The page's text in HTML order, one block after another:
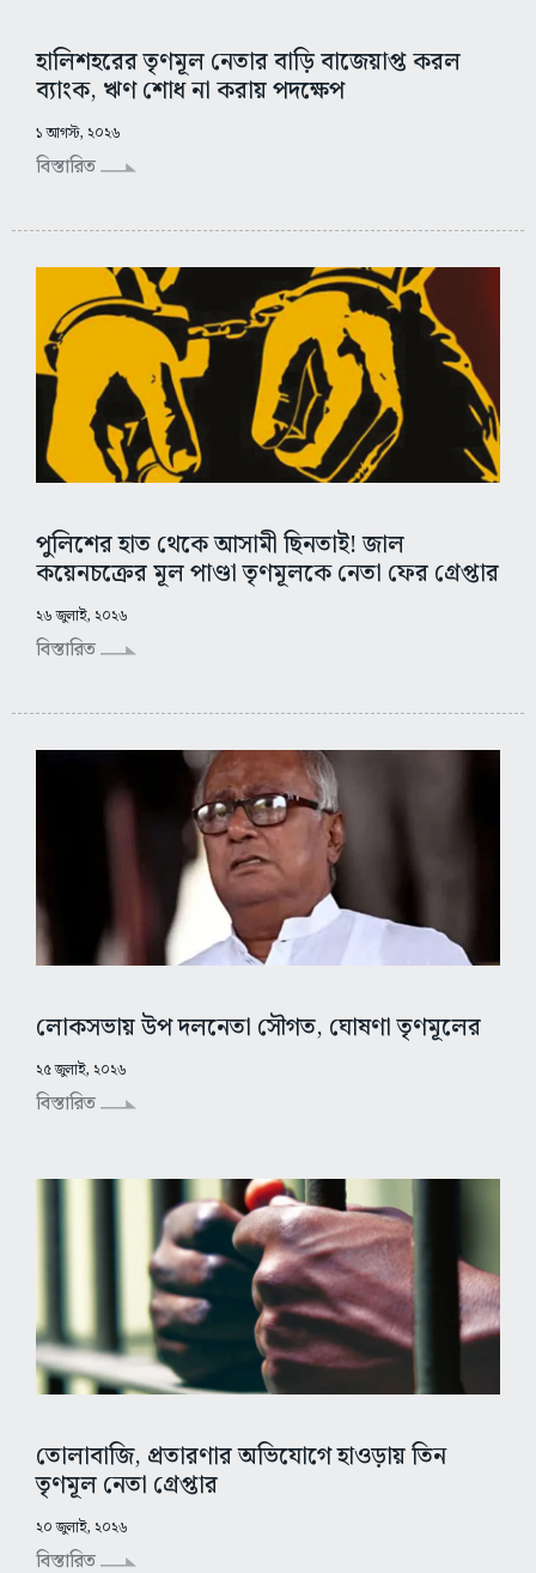
হালিশহরের তৃণমূল নেতার বাড়ি বাজেয়াপ্ত করল
ব্যাংক, ঋণ শোধ না করায় পদক্ষেপ
১ আগস্ট, ২০২৬
বিস্তারিত
পুলিশের হাত থেকে আসামী ছিনতাই! জাল
কয়েনচক্রের মূল পাণ্ডা তৃণমূলকে নেতা ফের গ্রেপ্তার
২৬ জুলাই, ২০২৬
বিস্তারিত
লোকসভায় উপ দলনেতা সৌগত, ঘোষণা তৃণমূলের
২৫ জুলাই, ২০২৬
বিস্তারিত
তোলাবাজি, প্রতারণার অভিযোগে হাওড়ায় তিন
তৃণমূল নেতা গ্রেপ্তার
২০ জুলাই, ২০২৬
বিস্তারিত